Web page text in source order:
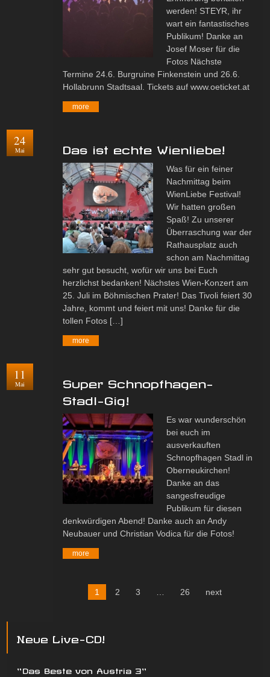
werden! STEYR, ihr
wart ein fantastisches
Publikum! Danke an
Josef Moser für die
Fotos Nächste
Termine 24.6. Burgruine Finkenstein und 26.6.
Hollabrunn Stadtsaal. Tickets auf www.oeticket.at
more
24
Mai Das ist echte Wienliebe!
Was für ein feiner
Nachmittag beim
WienLiebe Festival!
Wir hatten großen
Spaß! Zu unserer
Überraschung war der
Rathausplatz auch
schon am Nachmittag
sehr gut besucht, wofür wir uns bei Euch
herzlichst bedanken! Nächstes Wien-Konzert am
25. Juli im Böhmischen Prater! Das Tivoli feiert 30
Jahre, kommt und feiert mit uns! Danke für die
tollen Fotos […]
more
11
Mai
Super Schnopfhagen-
Stadl-Gig!
Es war wunderschön
bei euch im
ausverkauften
Schnopfhagen Stadl in
Oberneukirchen!
Danke an das
sangesfreudige
Publikum für diesen
denkwürdigen Abend! Danke auch an Andy
Neubauer und Christian Vodica für die Fotos!
more
1 2 3 26 next
Neue Live-CD!
"Das Beste von Austria 3"